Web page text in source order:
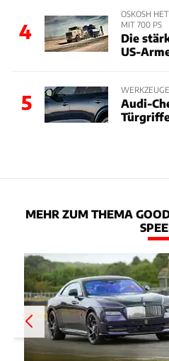
4
OSKOSH
MIT 700 PS
Die
US-
5
Audi-
MEHR ZUM THEMA